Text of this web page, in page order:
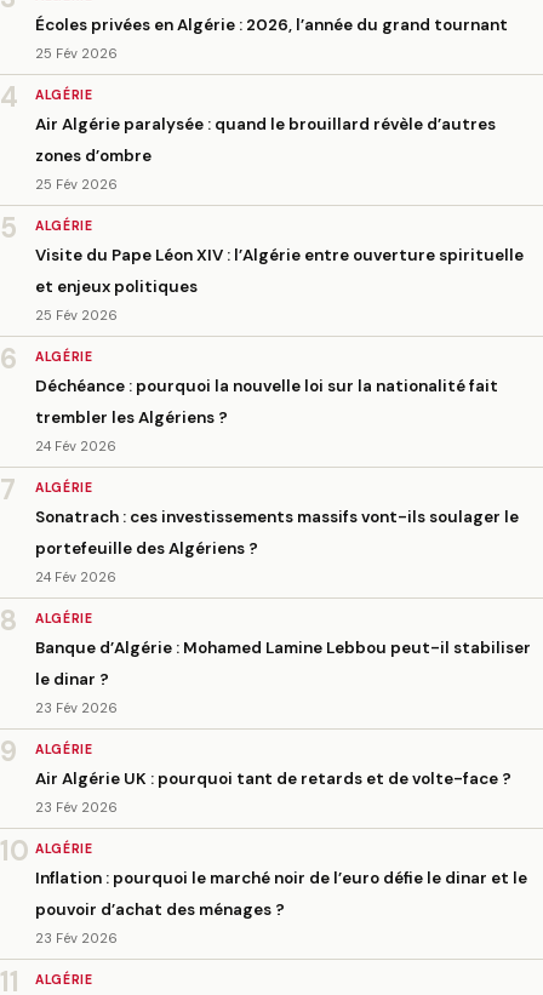
Écoles privées en Algérie : 2026, l’année du grand tournant
25 Fév 2026
4 ALGÉRIE
Air Algérie paralysée : quand le brouillard révèle d’autres
zones d’ombre
25 Fév 2026
5 ALGÉRIE
Visite du Pape Léon XIV : l’Algérie entre ouverture spirituelle
et enjeux politiques
25 Fév 2026
6 ALGÉRIE
Déchéance : pourquoi la nouvelle loi sur la nationalité fait
trembler les Algériens ?
24 Fév 2026
7 ALGÉRIE
Sonatrach : ces investissements massifs vont-ils soulager le
portefeuille des Algériens ?
24 Fév 2026
8 ALGÉRIE
Banque d’Algérie : Mohamed Lamine Lebbou peut-il stabiliser
le dinar ?
23 Fév 2026
9 ALGÉRIE
Air Algérie UK : pourquoi tant de retards et de volte-face ?
23 Fév 2026
10 ALGÉRIE
Inflation : pourquoi le marché noir de l’euro défie le dinar et le
pouvoir d’achat des ménages ?
23 Fév 2026
11 ALGÉRIE